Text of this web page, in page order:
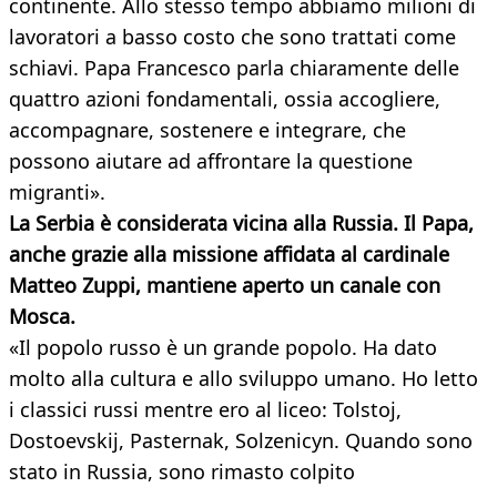
continente. Allo stesso tempo abbiamo milioni di
lavoratori a basso costo che sono trattati come
schiavi. Papa Francesco parla chiaramente delle
quattro azioni fondamentali, ossia accogliere,
accompagnare, sostenere e integrare, che
possono aiutare ad affrontare la questione
migranti».
La Serbia è considerata vicina alla Russia. Il Papa,
anche grazie alla missione affidata al cardinale
Matteo Zuppi, mantiene aperto un canale con
Mosca.
«Il popolo russo è un grande popolo. Ha dato
molto alla cultura e allo sviluppo umano. Ho letto
i classici russi mentre ero al liceo: Tolstoj,
Dostoevskij, Pasternak, Solzenicyn. Quando sono
stato in Russia, sono rimasto colpito